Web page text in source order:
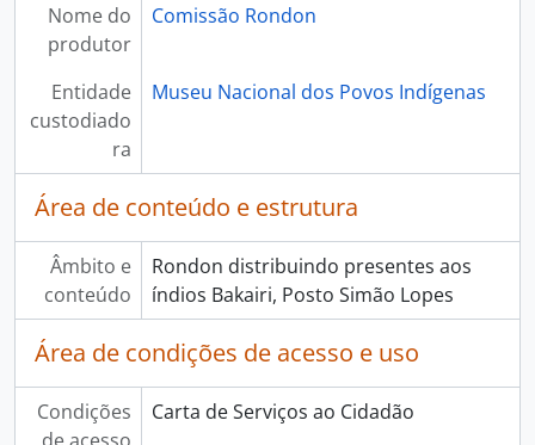
Nome do
produtor
Comissão Rondon
Entidade
custodiado
ra
Museu Nacional dos Povos Indígenas
Área de conteúdo e estrutura
Âmbito e
conteúdo
Rondon distribuindo presentes aos
índios Bakairi, Posto Simão Lopes
Área de condições de acesso e uso
Condições
de acesso
Carta de Serviços ao Cidadão